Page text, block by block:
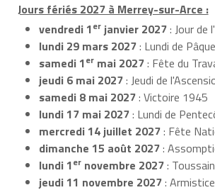
Jours fériés 2027 à Merrey-sur-Arce :
vendredi 1er janvier 2027: Jour de
lundi 29 mars 2027: Lundi de
samedi 1er mai 2027: Fête du
jeudi 6 mai 2027: Jeudi de
samedi 8 mai 2027: Victoire 1945
lundi 17 mai 2027: Lundi de
mercredi 14 juillet 2027: Fête
dimanche 15 août 2027:
lundi 1er novembre 2027:
jeudi 11 novembre 2027: